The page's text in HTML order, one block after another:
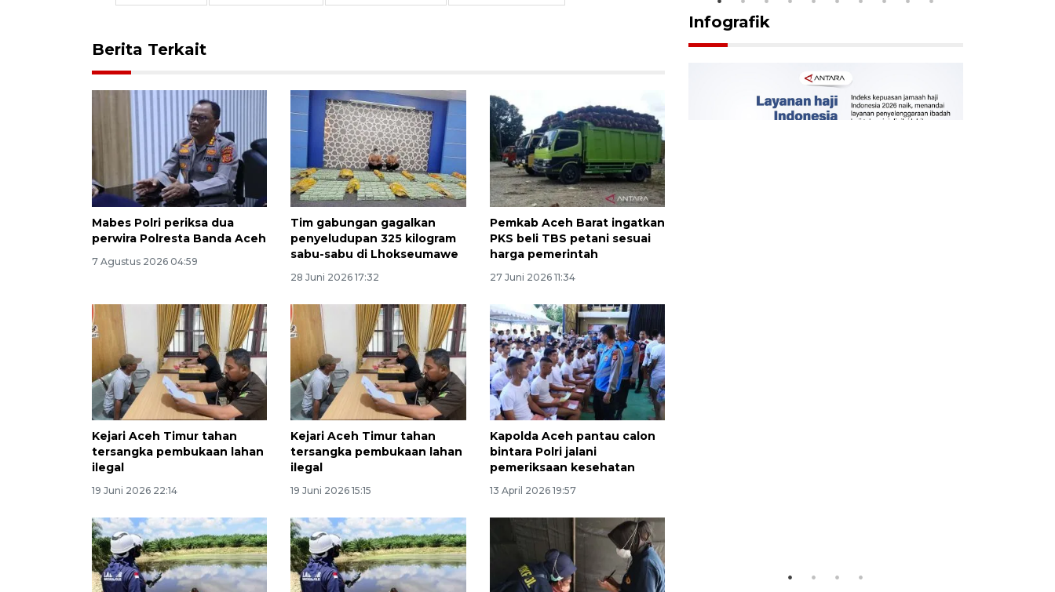
Berita Terkait
Mabes Polri periksa dua
perwira Polresta Banda Aceh
7 Agustus 2026 04:59
Tim gabungan gagalkan
penyeludupan 325 kilogram
sabu-sabu di Lhokseumawe
28 Juni 2026 17:32
Pemkab Aceh Barat ingatkan
PKS beli TBS petani sesuai
harga pemerintah
27 Juni 2026 11:34
Kejari Aceh Timur tahan
tersangka pembukaan lahan
ilegal
19 Juni 2026 22:14
Kejari Aceh Timur tahan
tersangka pembukaan lahan
ilegal
19 Juni 2026 15:15
Kapolda Aceh pantau calon
bintara Polri jalani
pemeriksaan kesehatan
13 April 2026 19:57
Infografik
jaringan gas 2026
2026-08-07 18:00:00